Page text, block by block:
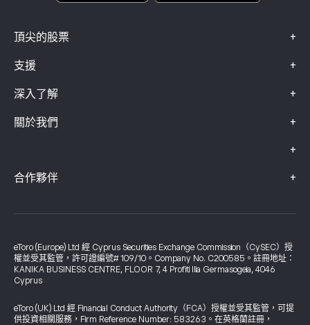
頂尖的股票 +
支援 +
深入了解 +
關於我們 +
+
合作夥伴 +
eToro (Europe) Ltd 經 Cyprus Securities Exchange Commission（CySEC）授
權並受其監管，許可證編號# 109/10。Company No. C200585。註冊地址：
KANIKA BUSINESS CENTRE, FLOOR 7, 4 Profiti Ilia Germasogeia, 4046
Cyprus
eToro (UK) Ltd 經 Financial Conduct Authority（FCA）授權並受其監管，可提
供投資相關服務，Firm Reference Number: 583263。在英格蘭註冊，